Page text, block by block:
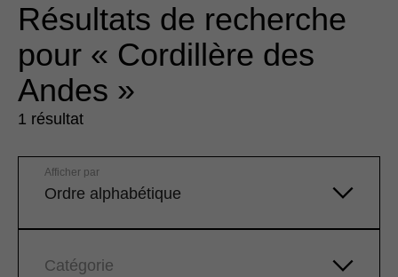
Résultats de recherche
pour « Cordillère des
Andes »
1 résultat
Ordre alphabétique
Afficher par
Catégorie